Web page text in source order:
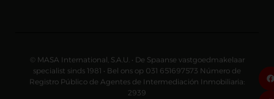
© MASA International, S.A.U. • De Spaanse vastgoedmakelaar
specialist sinds 1981 • Bel ons op 031 651697573 Número de
Registro Público de Agentes de Intermediación Inmobiliaria:
2939